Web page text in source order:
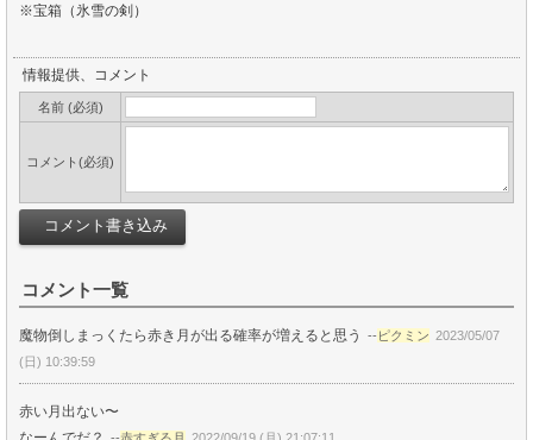
※宝箱（氷雪の剣）
情報提供、コメント
名前 (必須)
コメント(必須)
コメント一覧
魔物倒しまっくたら赤き月が出る確率が増えると思う -- ピクミン 2023/05/07
(日) 10:39:59
赤い月出ない〜